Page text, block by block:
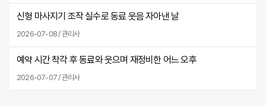
신형 마사지기 조작 실수로 동료 웃음 자아낸 날
2026-07-08 / 관리사
예약 시간 착각 후 동료와 웃으며 재정비한 어느 오후
2026-07-07 / 관리사